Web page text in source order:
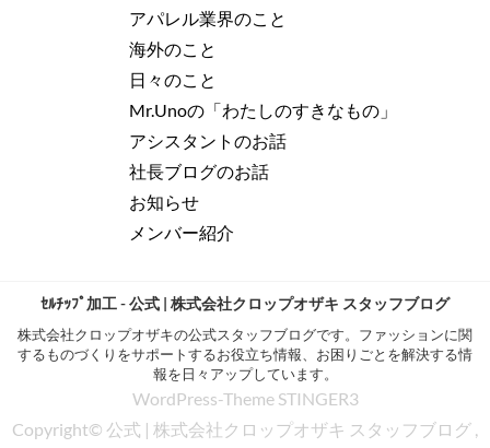
アパレル業界のこと
海外のこと
日々のこと
Mr.Unoの「わたしのすきなもの」
アシスタントのお話
社長ブログのお話
お知らせ
メンバー紹介
ｾﾙﾁｯﾌﾟ加工 - 公式 | 株式会社クロップオザキ スタッフブログ
株式会社クロップオザキの公式スタッフブログです。ファッションに関
するものづくりをサポートするお役立ち情報、お困りごとを解決する情
報を日々アップしています。
WordPress-Theme STINGER3
Copyright© 公式 | 株式会社クロップオザキ スタッフブログ ,